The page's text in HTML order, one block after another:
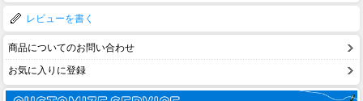
レビューを書く
商品についてのお問い合わせ
お気に入りに登録